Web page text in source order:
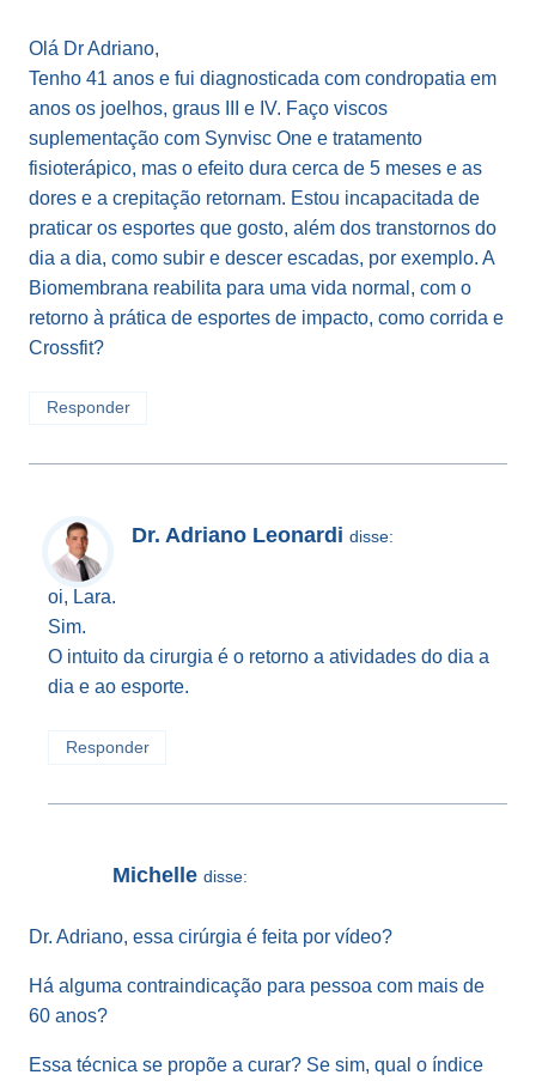
Olá Dr Adriano,
Tenho 41 anos e fui diagnosticada com condropatia em
anos os joelhos, graus III e IV. Faço viscos
suplementação com Synvisc One e tratamento
fisioterápico, mas o efeito dura cerca de 5 meses e as
dores e a crepitação retornam. Estou incapacitada de
praticar os esportes que gosto, além dos transtornos do
dia a dia, como subir e descer escadas, por exemplo. A
Biomembrana reabilita para uma vida normal, com o
retorno à prática de esportes de impacto, como corrida e
Crossfit?
Responder
Dr. Adriano Leonardi disse:
oi, Lara.
Sim.
O intuito da cirurgia é o retorno a atividades do dia a
dia e ao esporte.
Responder
Michelle disse:
Dr. Adriano, essa cirúrgia é feita por vídeo?
Há alguma contraindicação para pessoa com mais de
60 anos?
Essa técnica se propõe a curar? Se sim, qual o índice